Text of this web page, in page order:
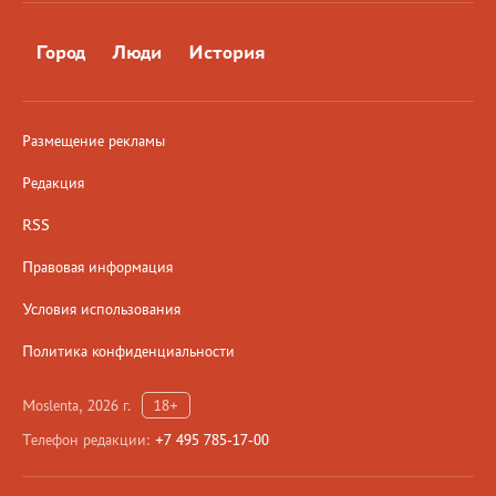
Город Люди История
Размещение рекламы
Редакция
RSS
Правовая информация
Условия использования
Политика конфиденциальности
Moslenta, 2026 г.
18+
Телефон редакции: +7 495 785-17-00